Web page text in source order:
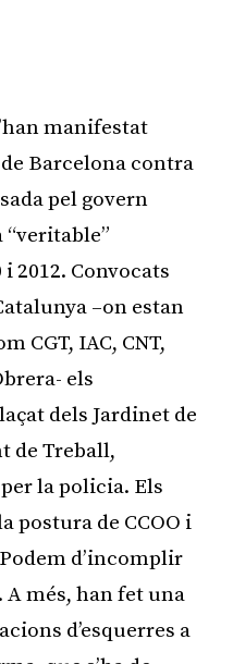
manifestat
Barcelona contra
pel govern
2012. Convocats
–on estan
CGT, IAC, CNT,
els
dels Jardinet de
de Treball,
la policia. Els
postura de CCOO i
d’incomplir
més, han fet una
d’esquerres a